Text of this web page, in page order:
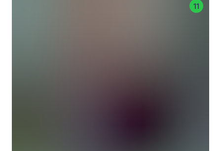
11